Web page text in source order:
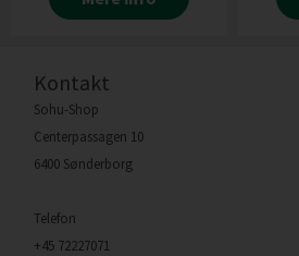
Kontakt
Sohu-Shop
Centerpassagen 10
6400 Sønderborg
Telefon
+45 72227071